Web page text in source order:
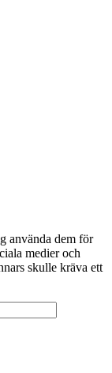
använda dem för
medier och
skulle kräva ett